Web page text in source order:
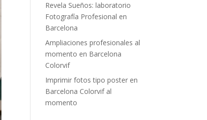
Revela Sueños: laboratorio
Fotografía Profesional en
Barcelona
Ampliaciones profesionales al
momento en Barcelona
Colorvif
Imprimir fotos tipo poster en
Barcelona Colorvif al
momento